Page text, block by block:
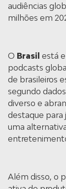
audiências
milhões em
O Brasil está
podcasts
de brasileiros
segundo
diverso e
destaque para
uma
Além disso, o